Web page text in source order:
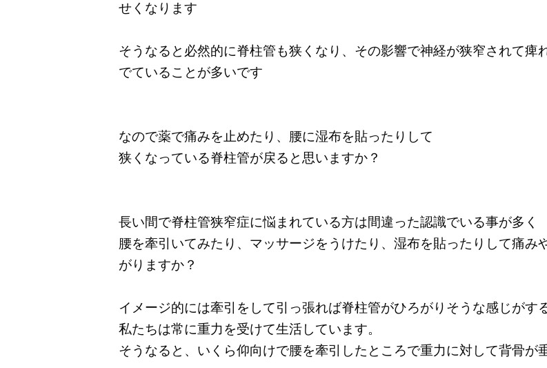
せくなります
そうなると必然的に脊柱管も狭くなり、その影響で神経が狭窄されて痺
でていることが多いです
なので薬で痛みを止めたり、腰に湿布を貼ったりして
狭くなっている脊柱管が戻ると思いますか？
長い間で脊柱管狭窄症に悩まれている方は間違った認識でいる事が多く
腰を牽引いてみたり、マッサージをうけたり、湿布を貼ったりして痛
がりますか？
イメージ的には牽引をして引っ張れば脊柱管がひろがりそうな感じがす
私たちは常に重力を受けて生活しています。
そうなると、いくら仰向けで腰を牽引したところで重力に対して背骨が